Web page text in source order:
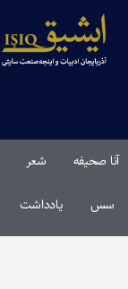
آنا صحیفه شعر
سس یادداشت